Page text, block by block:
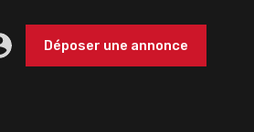
Déposer une annonce